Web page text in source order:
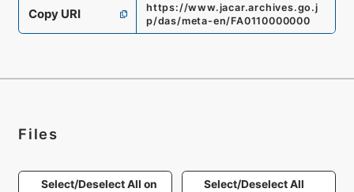
Copy URI
https://www.jacar.archives.go.j
p/das/meta-en/FA0110000000
Files
Select/Deselect All on
Select/Deselect All